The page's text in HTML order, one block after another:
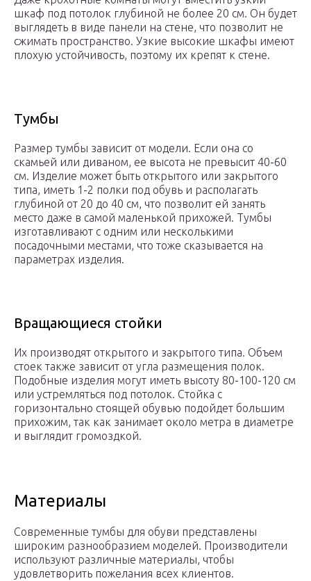
шкаф под потолок глубиной не более 20 см. Он будет
выглядеть в виде панели на стене, что позволит не
сжимать пространство. Узкие высокие шкафы имеют
плохую устойчивость, поэтому их крепят к стене.
Тумбы
Размер тумбы зависит от модели. Если она со
скамьей или диваном, ее высота не превысит 40-60
см. Изделие может быть открытого или закрытого
типа, иметь 1-2 полки под обувь и располагать
глубиной от 20 до 40 см, что позволит ей занять
место даже в самой маленькой прихожей. Тумбы
изготавливают с одним или несколькими
посадочными местами, что тоже сказывается на
параметрах изделия.
Вращающиеся стойки
Их производят открытого и закрытого типа. Объем
стоек также зависит от угла размещения полок.
Подобные изделия могут иметь высоту 80-100-120 см
или устремляться под потолок. Стойка с
горизонтально стоящей обувью подойдет большим
прихожим, так как занимает около метра в диаметре
и выглядит громоздкой.
Материалы
Современные тумбы для обуви представлены
широким разнообразием моделей. Производители
используют различные материалы, чтобы
удовлетворить пожелания всех клиентов.